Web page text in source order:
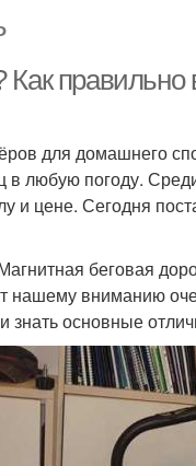
Как
для домашнего
любую погоду.
и цене. Сегодня
беговая
вниманию
основные